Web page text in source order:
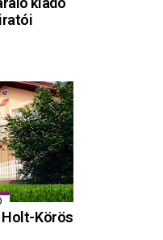
Holt-Körös